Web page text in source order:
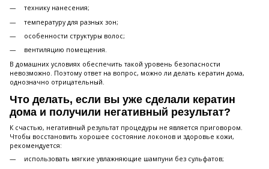
технику нанесения;
температуру для разных зон;
особенности структуры волос;
вентиляцию помещения.
В домашних условиях обеспечить такой уровень безопасности
невозможно. Поэтому ответ на вопрос, можно ли делать кератин дома,
однозначно отрицательный.
Что делать, если вы уже сделали кератин
дома и получили негативный результат?
К счастью, негативный результат процедуры не является приговором.
Чтобы восстановить хорошее состояние локонов и здоровье кожи,
рекомендуется:
использовать мягкие увлажняющие шампуни без сульфатов;